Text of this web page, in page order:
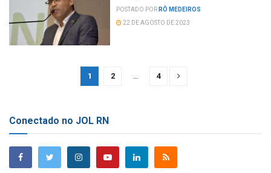
POSTADO POR RÔ MEDEIROS
22 DE AGOSTO DE 2023
1 2 … 4
Conectado no JOL RN